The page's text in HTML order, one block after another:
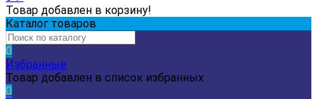
Товар добавлен в корзину!
Каталог товаров
0
Избранные
Товар добавлен в список избранных
0